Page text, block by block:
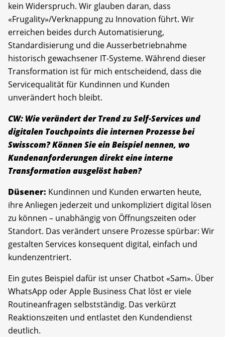
kein Widerspruch. Wir glauben daran, dass
«Frugality»/Verknappung zu Innovation führt. Wir
erreichen beides durch Automatisierung,
Standardisierung und die Ausserbetriebnahme
historisch gewachsener IT-Systeme. Während dieser
Transformation ist für mich entscheidend, dass die
Servicequalität für Kundinnen und Kunden
unverändert hoch bleibt.
CW: Wie verändert der Trend zu Self-Services und
digitalen Touchpoints die internen Prozesse bei
Swisscom? Können Sie ein Beispiel nennen, wo
Kundenanforderungen direkt eine interne
Transformation ausgelöst haben?
Düsener: Kundinnen und Kunden erwarten heute,
ihre Anliegen jederzeit und unkompliziert digital lösen
zu können – unabhängig von Öffnungszeiten oder
Standort. Das verändert unsere Prozesse spürbar: Wir
gestalten Services konsequent digital, einfach und
kundenzentriert.
Ein gutes Beispiel dafür ist unser Chatbot «Sam». Über
WhatsApp oder Apple Business Chat löst er viele
Routineanfragen selbstständig. Das verkürzt
Reaktionszeiten und entlastet den Kundendienst
deutlich.